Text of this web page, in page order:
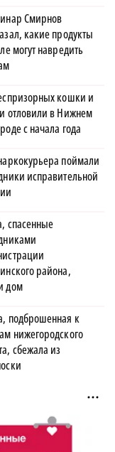
Смирнов
какие продукты
могут навредить
кошки и
отловили в Нижнем
с начала года
поймали
исправительной
спасенные
района,
дом
подброшенная к
нижегородского
сбежала из